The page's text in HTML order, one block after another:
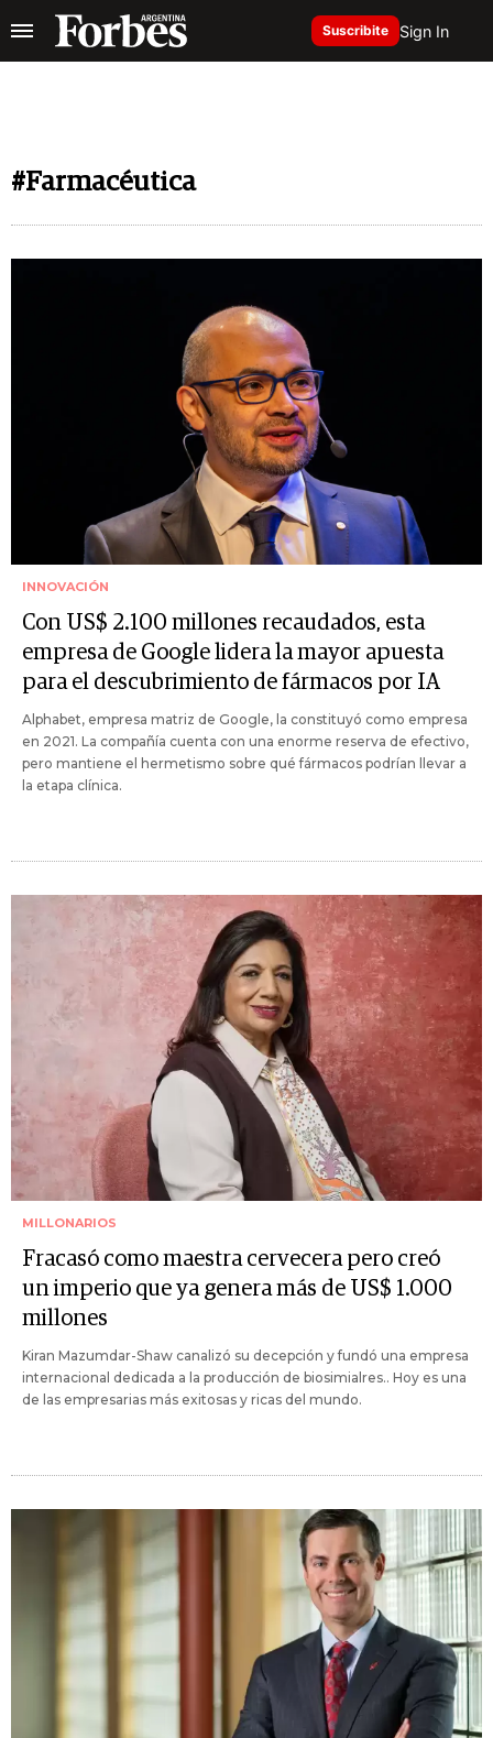
Suscribite Sign In
#Farmacéutica
INNOVACIÓN
Con US$ 2.100 millones recaudados, esta
empresa de Google lidera la mayor apuesta
para el descubrimiento de fármacos por IA
Alphabet, empresa matriz de Google, la constituyó como empresa
en 2021. La compañía cuenta con una enorme reserva de efectivo,
pero mantiene el hermetismo sobre qué fármacos podrían llevar a
la etapa clínica.
MILLONARIOS
Fracasó como maestra cervecera pero creó
un imperio que ya genera más de US$ 1.000
millones
Kiran Mazumdar-Shaw canalizó su decepción y fundó una empresa
internacional dedicada a la producción de biosimialres.. Hoy es una
de las empresarias más exitosas y ricas del mundo.